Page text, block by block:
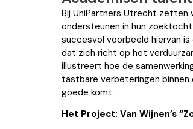
Bij UniPartners Utrecht zetten
ondersteunen in hun
succesvol voorbeeld hiervan
dat zich richt op het
illustreert hoe de
tastbare verbeteringen
goede komt.
Het Project: Van Wijnen’s